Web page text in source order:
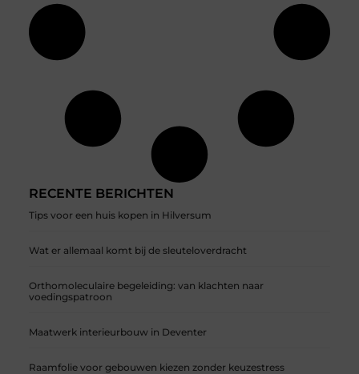
RECENTE BERICHTEN
Tips voor een huis kopen in Hilversum
Wat er allemaal komt bij de sleuteloverdracht
Orthomoleculaire begeleiding: van klachten naar
voedingspatroon
Maatwerk interieurbouw in Deventer
Raamfolie voor gebouwen kiezen zonder keuzestress